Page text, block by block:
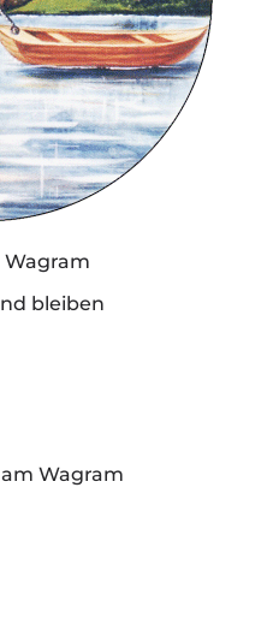
bleiben
Wagram